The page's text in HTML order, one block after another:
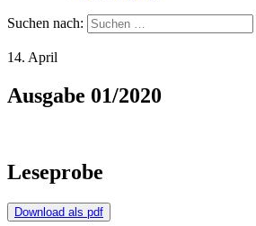
Suchen nach:
14. April
Ausgabe 01/2020
Leseprobe
Download als pdf